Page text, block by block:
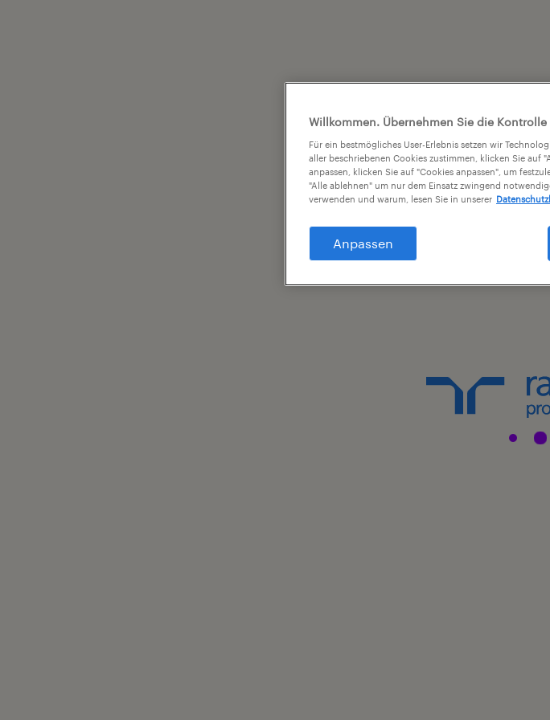
Willkommen. Übernehmen Sie die Kontrolle
Für ein bestmögliches User-Erlebnis setzen wir
aller beschriebenen Cookies zustimmen, klicken Sie auf
anpassen, klicken Sie auf "Cookies anpassen", um
"Alle ablehnen" um nur dem Einsatz zwingend
verwenden und warum, lesen Sie in unserer
Anpassen